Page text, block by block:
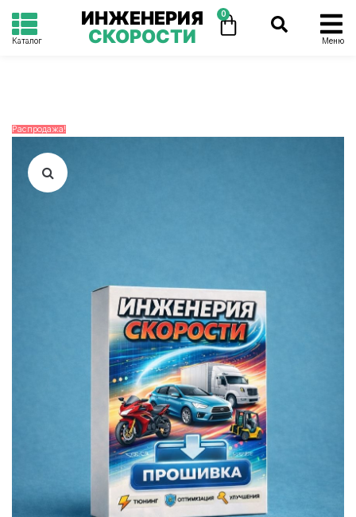
Каталог
ИНЖЕНЕРИЯ
СКОРОСТИ
0
Меню
Распродажа!